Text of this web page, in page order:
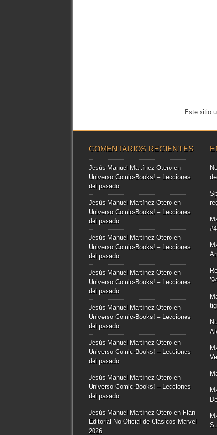
Este sitio
COMENTARIOS RECIENTES
Jesús Manuel Martínez Oteroen
Universo Comic-Books! – Lecciones
del pasado
Jesús Manuel Martínez Oteroen
Universo Comic-Books! – Lecciones
del pasado
Jesús Manuel Martínez Oteroen
Universo Comic-Books! – Lecciones
del pasado
Jesús Manuel Martínez Oteroen
Universo Comic-Books! – Lecciones
del pasado
Jesús Manuel Martínez Oteroen
Universo Comic-Books! – Lecciones
del pasado
Jesús Manuel Martínez Oteroen
Universo Comic-Books! – Lecciones
del pasado
Jesús Manuel Martínez Oteroen
Universo Comic-Books! – Lecciones
del pasado
Jesús Manuel Martínez Oteroen Plan
Editorial No Oficial de Clásicos Marvel
2026
#4